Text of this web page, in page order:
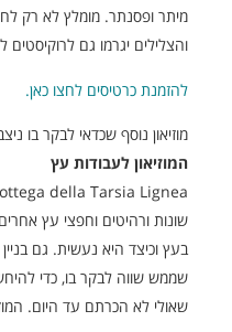
מיתר ופסנתר. מומלץ לא רק
והצלילים יגרמו גם לרוקיסטים
להזמנת כרטיסים לחצו כאן.
מוזיאון נוסף שכדאי לבקר בו
המוזיאון לעבודות עץ
שונות ורהיטים וחפצי עץ
בעץ וכיצד היא נעשית. גם בניין
שממש שווה לבקר בו, כדי
שאולי לא הכרתם עד היום. המוזיאון תוח